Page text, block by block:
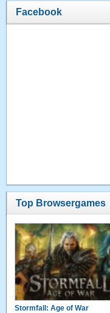
Facebook
Top Browsergames
Stormfall: Age of War